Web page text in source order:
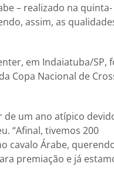
– realizado na quinta-
assim, as
em Indaiatuba/SP,
Copa Nacional de
um ano atípico
“Afinal, tivemos 200
cavalo Árabe,
premiação e já